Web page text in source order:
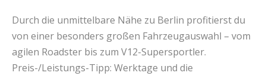
Durch die unmittelbare Nähe zu Berlin profitierst du
von einer besonders großen Fahrzeugauswahl – vom
agilen Roadster bis zum V12-Supersportler.
Preis-/Leistungs-Tipp: Werktage und die